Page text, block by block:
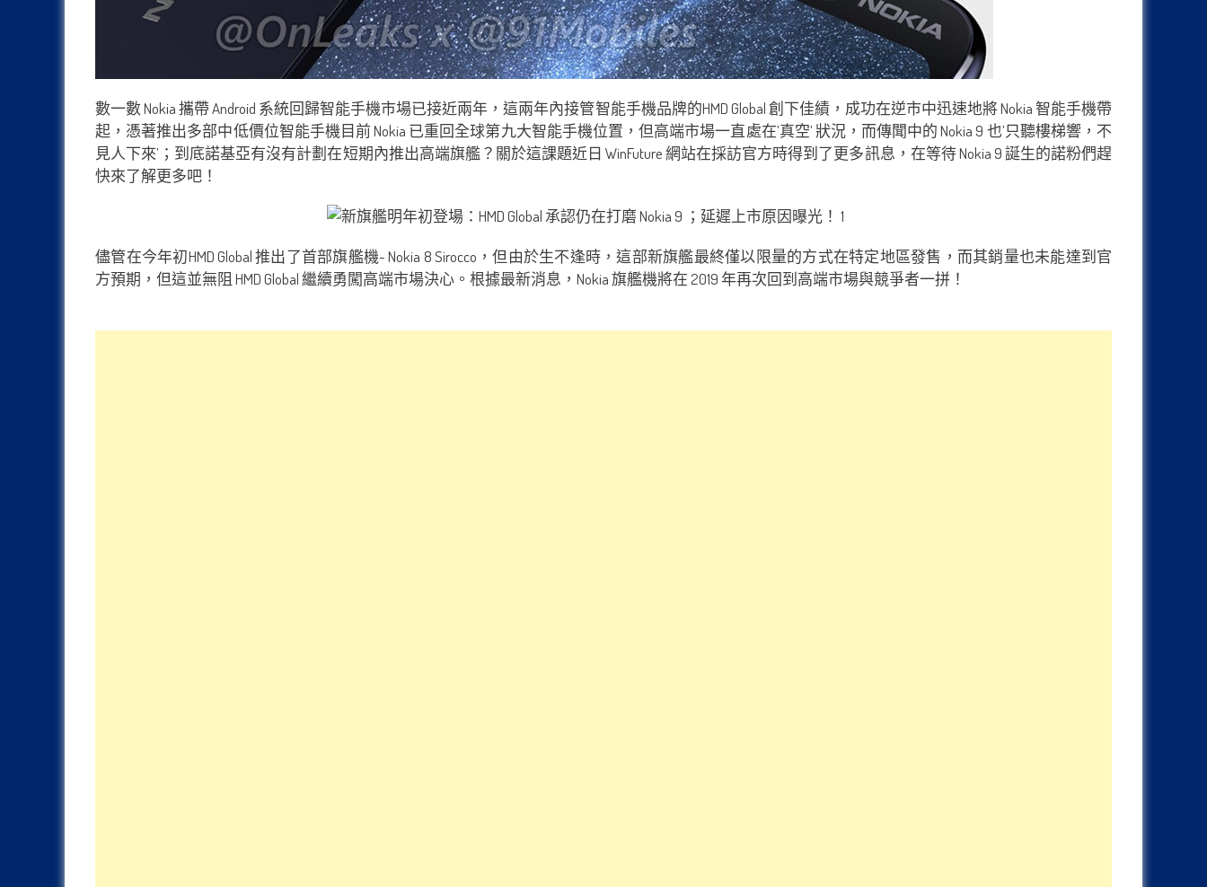
數一數 Nokia 攜帶 Android 系統回歸智能手機市場已接近兩年，這兩年內接管智能手機品牌的HMD Global 創下佳績，成功在逆市中迅速地將 Nokia 智能手機帶
起，憑著推出多部中低價位智能手機目前 Nokia 已重回全球第九大智能手機位置，但高端市場一直處在’真空’ 狀況，而傳聞中的 Nokia 9 也’只聽樓梯響，不
見人下來’；到底諾基亞有沒有計劃在短期內推出高端旗艦？關於這課題近日 WinFuture 網站在採訪官方時得到了更多訊息，在等待 Nokia 9 誕生的諾粉們趕
快來了解更多吧！
儘管在今年初HMD Global 推出了首部旗艦機- Nokia 8 Sirocco，但由於生不逢時，這部新旗艦最終僅以限量的方式在特定地區發售，而其銷量也未能達到官
方預期，但這並無阻 HMD Global 繼續勇闖高端市場決心。根據最新消息，Nokia 旗艦機將在 2019 年再次回到高端市場與競爭者一拼！